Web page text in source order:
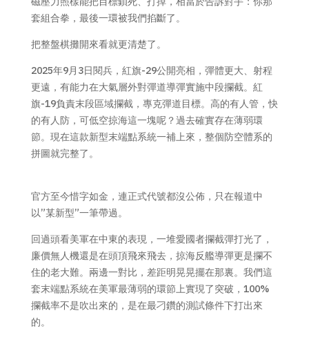
套組合拳，最後一環被我們掐斷了。
把整盤棋攤開來看就更清楚了。
2025年9月3日閱兵，紅旗-29公開亮相，彈體更大、射程
更遠，有能力在大氣層外對彈道導彈實施中段攔截。紅
旗-19負責末段區域攔截，專克彈道目標。高的有人管，快
的有人防，可低空掠海這一塊呢？過去確實存在薄弱環
節。現在這款新型末端點系統一補上來，整個防空體系的
拼圖就完整了。
官方至今惜字如金，連正式代號都沒公佈，只在報道中
以”某新型”一筆帶過。
回過頭看美軍在中東的表現，一堆愛國者攔截彈打光了，
廉價無人機還是在頭頂飛來飛去，掠海反艦導彈更是攔不
住的老大難。兩邊一對比，差距明晃晃擺在那裏。我們這
套末端點系統在美軍最薄弱的環節上實現了突破，100%
攔截率不是吹出來的，是在最刁鑽的測試條件下打出來
的。